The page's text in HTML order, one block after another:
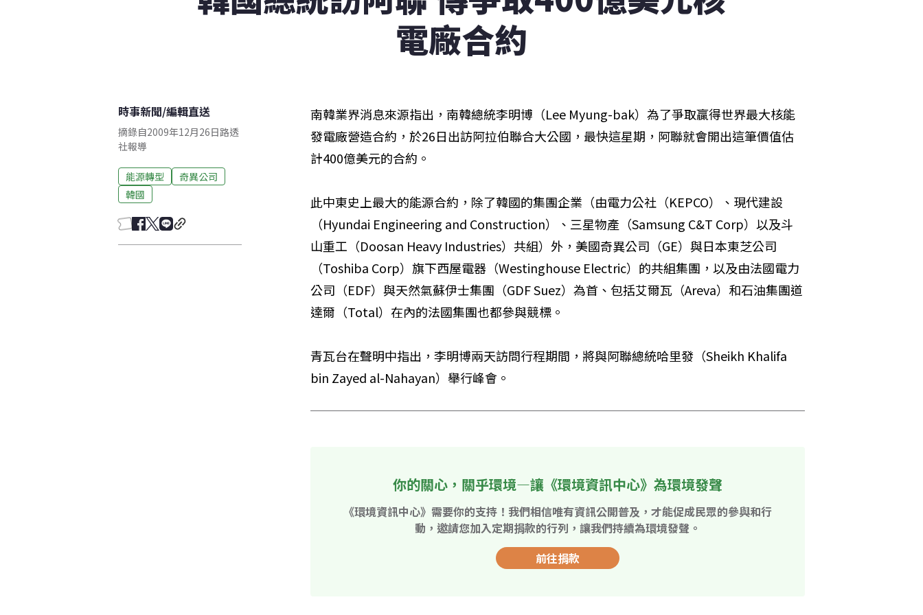
電廠合約
時事新聞/編輯直送
摘錄自2009年12月26日路透
社報導
能源轉型
奇異公司
韓國
南韓業界消息來源指出，南韓總統李明博（Lee Myung-bak）為了爭取贏得世界最大核能
發電廠營造合約，於26日出訪阿拉伯聯合大公國，最快這星期，阿聯就會開出這筆價值估
計400億美元的合約。
此中東史上最大的能源合約，除了韓國的集團企業（由電力公社（KEPCO）、現代建設
（Hyundai Engineering and Construction）、三星物產（Samsung C&T Corp）以及斗
山重工（Doosan Heavy Industries）共組）外，美國奇異公司（GE）與日本東芝公司
（Toshiba Corp）旗下西屋電器（Westinghouse Electric）的共組集團，以及由法國電力
公司（EDF）與天然氣蘇伊士集團（GDF Suez）為首、包括艾爾瓦（Areva）和石油集團道
達爾（Total）在內的法國集團也都參與競標。
青瓦台在聲明中指出，李明博兩天訪問行程期間，將與阿聯總統哈里發（Sheikh Khalifa
bin Zayed al-Nahayan）舉行峰會。
你的關心，關乎環境—讓《環境資訊中心》為環境發聲
《環境資訊中心》需要你的支持！我們相信唯有資訊公開普及，才能促成民眾的參與和行
動，邀請您加入定期捐款的行列，讓我們持續為環境發聲。
前往捐款